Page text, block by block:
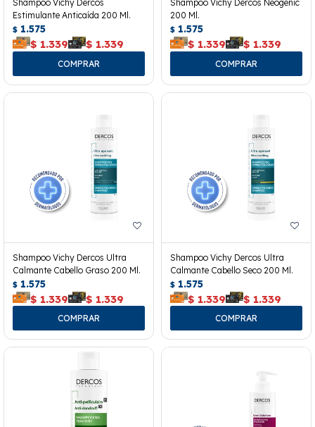
Shampoo Vichy Dercos
Estimulante Anticaída 200 Ml.
$ 1.575
$ 1.339 $ 1.339
Shampoo Vichy Dercos Neogenic
200 Ml.
$ 1.575
$ 1.339 $ 1.339
Shampoo Vichy Dercos Ultra
Calmante Cabello Graso 200 Ml.
$ 1.575
$ 1.339 $ 1.339
Shampoo Vichy Dercos Ultra
Calmante Cabello Seco 200 Ml.
$ 1.575
$ 1.339 $ 1.339